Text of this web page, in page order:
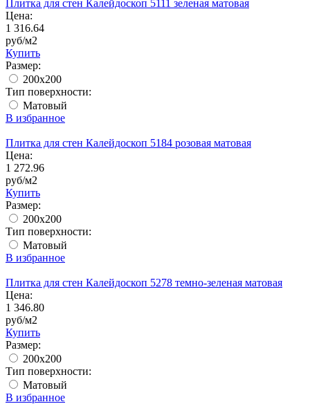
Плитка для стен Калейдоскоп 5111 зеленая матовая
Цена:
1 316.64
руб/м2
Купить
Размер:
200x200
Тип поверхности:
Матовый
В избранное
Плитка для стен Калейдоскоп 5184 розовая матовая
Цена:
1 272.96
руб/м2
Купить
Размер:
200x200
Тип поверхности:
Матовый
В избранное
Плитка для стен Калейдоскоп 5278 темно-зеленая матовая
Цена:
1 346.80
руб/м2
Купить
Размер:
200x200
Тип поверхности:
Матовый
В избранное